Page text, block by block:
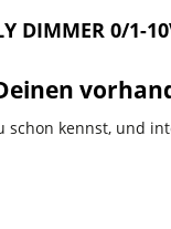
DIMMER 0/1-
schon kennst, und